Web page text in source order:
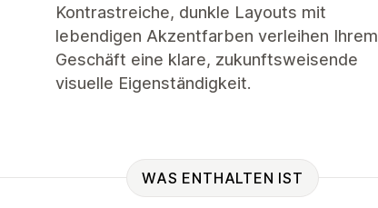
Kontrastreiche, dunkle Layouts mit
lebendigen Akzentfarben verleihen Ihrem
Geschäft eine klare, zukunftsweisende
visuelle Eigenständigkeit.
WAS ENTHALTEN IST